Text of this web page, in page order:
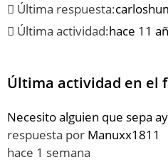
Última respuesta:
Última actividad:hace 11
Última actividad en el
Necesito alguien que sepa
respuesta por Manuxx1811
hace 1 semana